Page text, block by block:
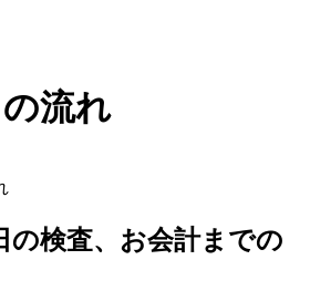
流れ
の検査、お会計までの